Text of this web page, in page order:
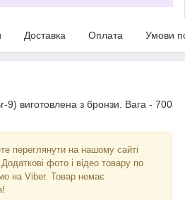
Доставка Оплата Умови
9) виготовлена з бронзи. Вага - 700
переглянути на нашому сайті
Додаткові фото і відео товару по
на Viber. Товар немає